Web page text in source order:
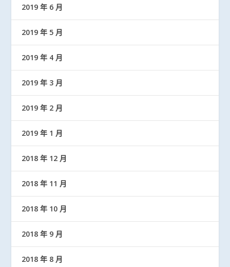
2019 年 6 月
2019 年 5 月
2019 年 4 月
2019 年 3 月
2019 年 2 月
2019 年 1 月
2018 年 12 月
2018 年 11 月
2018 年 10 月
2018 年 9 月
2018 年 8 月